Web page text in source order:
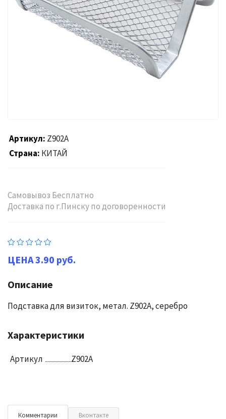
Артикул Z902A
Страна КИТАЙ
Самовывоз Бесплатно
Доставка по г.Пинску по договоренности
3.90 руб.
Описание
Подставка для визиток, метал. Z902A, серебро
Характеристики
Артикул Z902A
Комментарии Вконтакте